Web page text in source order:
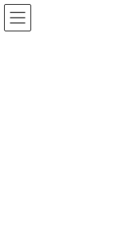
コ
ン
ナ
ビ